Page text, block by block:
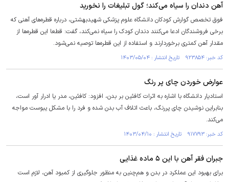
آهن دندان را سیاه می‌کند؛ گول تبلیغات را نخورید
فوق تخصص گوارش کودکان دانشگاه علوم پزشکی شهیدبهشتی، درباره قطره‌های آهنی که
برخی فروشندگان ادعا می‌کنند دندان کودک را سیاه نمی‌کند، گفت: قطعا این قطره‌ها از
مقدار آهن کمتری برخوردارند و استفاده از این قطره‌ها توصیه نمی‌شود.
کد خبر: ۹۲۳۸۵۴ تاریخ انتشار : ۱۴۰۳/۰۵/۰۴
عوارض خوردن چای پر رنگ
استادیار دانشگاه با اشاره به اثرات کافئین بر بدن، افزود: کافئین، مدر یا ادرار آور است،
بنابراین نوشیدن چای پررنگ، باعث اتلاف آب بدن شده و فرد را با مشکل یبوست مواجه
می‌کند.
کد خبر: ۹۱۷۷۹۳ تاریخ انتشار : ۱۴۰۳/۰۴/۱۰
جبران فقر آهن با این ۵ ماده غذایی
برای بهبود این عملکرد در بدن و هم‌چنین به منظور جلوگیری از کمبود آهن، لازم است